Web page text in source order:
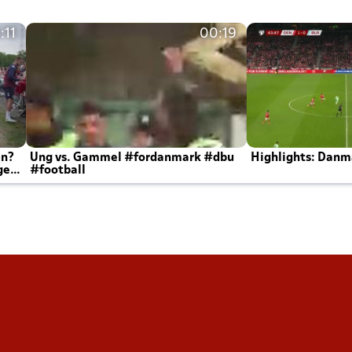
00:19
Ung vs. Gammel #fordanmark #dbu
#football
Highlights: